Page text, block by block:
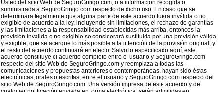
Usted del sitio Web de SeguroGringo.com, o a información recogida o
suministrada a SeguroGringo.com respecto de dicho uso. En caso que se
determinara legalmente que alguna parte de este acuerdo fuera inválida o no
exigible de acuerdo a la ley, incluyendo sin limitaciones, el rechazo de garantías
y las limitaciones a la responsabilidad establecidas más arriba, entonces la
provisión inválida o no exigible se considerará sustituida por una provisión válida
y exigible, que se acerque lo más posible a la intención de la provisión original, y
el resto del acuerdo continuará en efecto. Salvo lo especificado aquí, este
acuerdo constituye el acuerdo completo entre el usuario y SeguroGringo.com
respecto del sitio Web de SeguroGringo.com y reemplaza a todas las
comunicaciones y propuestas anteriores o contemporáneas, hayan sido éstas
electrónicas, orales o escritas, entre el usuario y SeguroGringo.com respecto del
sitio Web de SeguroGringo.com. Una versión impresa de este acuerdo y de